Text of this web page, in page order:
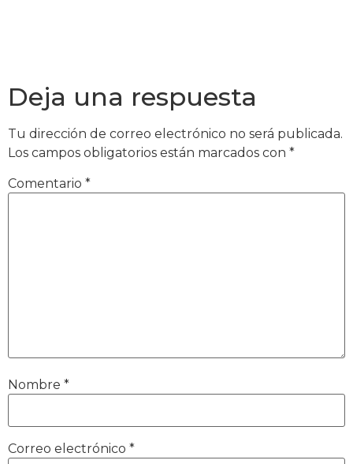
Deja una respuesta
Tu dirección de correo electrónico no será publicada.
Los campos obligatorios están marcados con *
Comentario *
Nombre *
Correo electrónico *